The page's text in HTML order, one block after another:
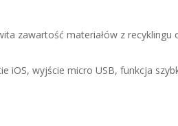
zawartość materiałów z
iOS, wyjście micro USB, funkcja